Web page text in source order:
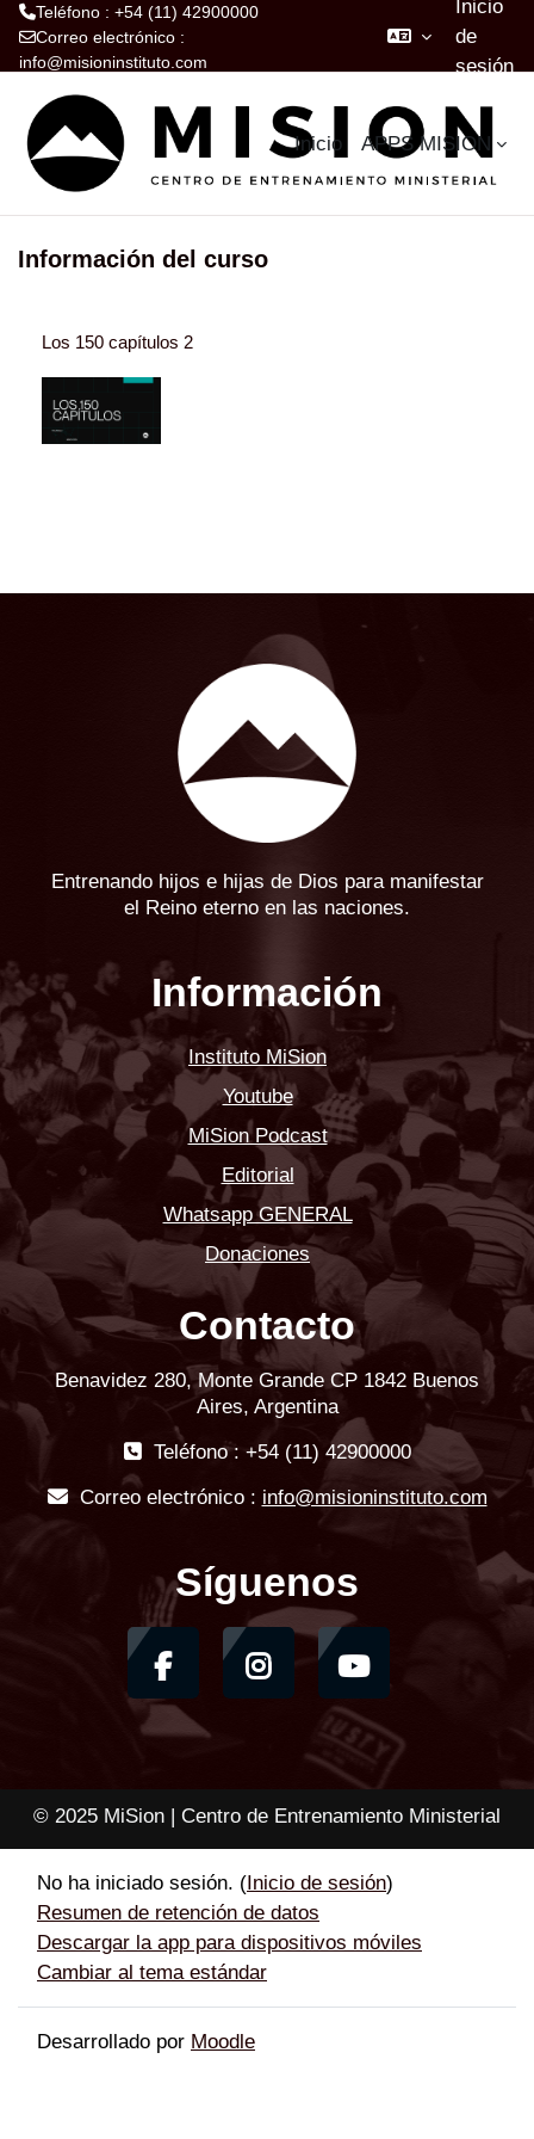
Teléfono : +54 (11) 42900000
Correo electrónico :
info@misioninstituto.com
Inicio
de
sesión
Inicio APPS MISION
Información del curso
Los 150 capítulos 2
Entrenando hijos e hijas de Dios para manifestar
el Reino eterno en las naciones.
Información
Instituto MiSion
Youtube
MiSion Podcast
Editorial
Whatsapp GENERAL
Donaciones
Contacto
Benavidez 280, Monte Grande CP 1842 Buenos
Aires, Argentina
Teléfono : +54 (11) 42900000
Correo electrónico : info@misioninstituto.com
Síguenos
© 2025 MiSion | Centro de Entrenamiento Ministerial
No ha iniciado sesión. ( Inicio de sesión)
Resumen de retención de datos
Descargar la app para dispositivos móviles
Cambiar al tema estándar
Desarrollado por Moodle